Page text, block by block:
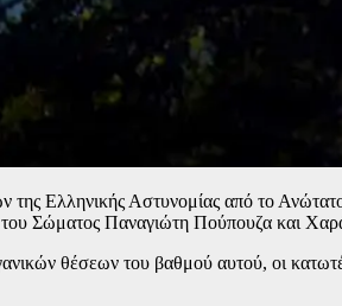
της Ελληνικής Αστυνομίας από το
του Σώματος Παναγιώτη Πούπουζα και
θέσεων του βαθμού αυτού, οι